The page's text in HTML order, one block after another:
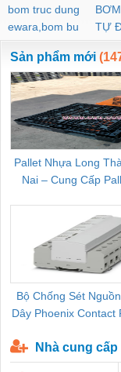
bom truc dung
ewara,bom bu
ewara
TỰ
Sản phẩm mới
Pallet Nhựa Long
Nai – Cung Cấp
Bộ Chống Sét
Dây Phoenix Contact
Nhà cung